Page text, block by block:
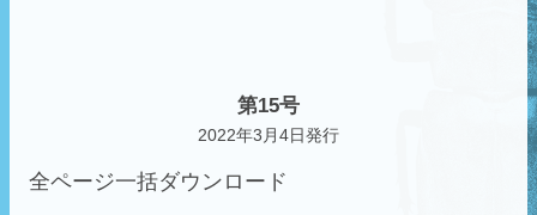
第15号
2022年3月4日発行
全ページ一括ダウンロード